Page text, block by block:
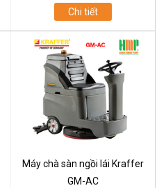
Chi tiết
Máy chà sàn ngồi lái Kraffer
GM-AC